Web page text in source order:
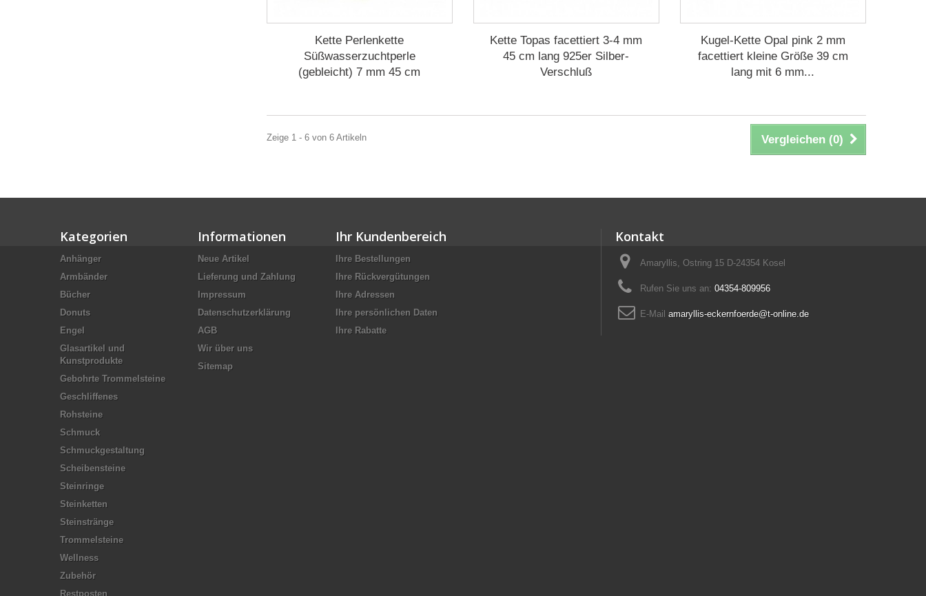
Kette Perlenkette
Süßwasserzuchtperle
(gebleicht) 7 mm 45 cm
Kette Topas facettiert 3-4 mm
45 cm lang 925er Silber-
Verschluß
Kugel-Kette Opal pink 2 mm
facettiert kleine Größe 39 cm
lang mit 6 mm...
Vergleichen (0)
Zeige 1 - 6 von 6 Artikeln
Kategorien
Anhänger
Armbänder
Bücher
Donuts
Engel
Glasartikel und
Kunstprodukte
Gebohrte Trommelsteine
Geschliffenes
Rohsteine
Schmuck
Schmuckgestaltung
Scheibensteine
Steinringe
Steinketten
Steinstränge
Trommelsteine
Wellness
Zubehör
Restposten
Informationen
Neue Artikel
Lieferung und Zahlung
Impressum
Datenschutzerklärung
AGB
Wir über uns
Sitemap
Ihr Kundenbereich
Ihre Bestellungen
Ihre Rückvergütungen
Ihre Adressen
Ihre persönlichen Daten
Ihre Rabatte
Kontakt
Amaryllis, Ostring 15 D-24354 Kosel
Rufen Sie uns an: 04354-809956
E-Mail amaryllis-eckernfoerde@t-online.de